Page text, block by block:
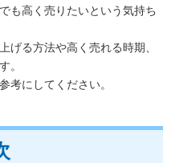
も高く売りたいという気持ち
げる方法や高く売れる時期、
。
考にしてください。